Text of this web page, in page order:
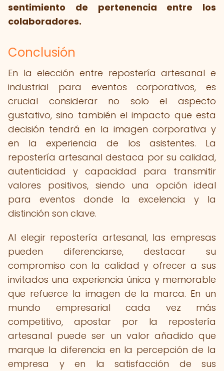
sentimiento de pertenencia entre los
colaboradores.
Conclusión
En la elección entre repostería artesanal e
industrial para eventos corporativos, es
crucial considerar no solo el aspecto
gustativo, sino también el impacto que esta
decisión tendrá en la imagen corporativa y
en la experiencia de los asistentes. La
repostería artesanal destaca por su calidad,
autenticidad y capacidad para transmitir
valores positivos, siendo una opción ideal
para eventos donde la excelencia y la
distinción son clave.
Al elegir repostería artesanal, las empresas
pueden diferenciarse, destacar su
compromiso con la calidad y ofrecer a sus
invitados una experiencia única y memorable
que refuerce la imagen de la marca. En un
mundo empresarial cada vez más
competitivo, apostar por la repostería
artesanal puede ser un valor añadido que
marque la diferencia en la percepción de la
empresa y en la satisfacción de sus